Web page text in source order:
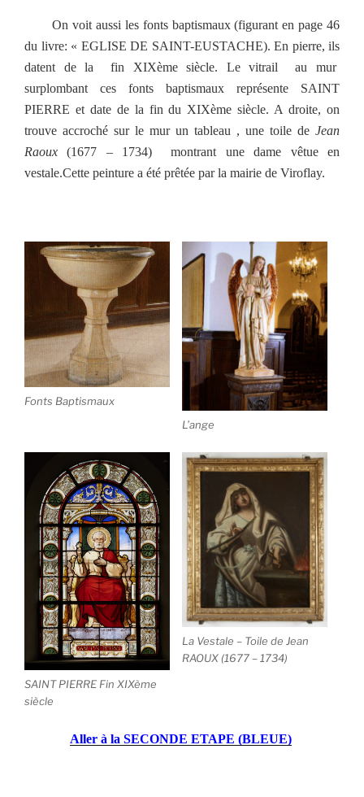
On voit aussi les fonts baptismaux (figurant en page 46
du livre: « EGLISE DE SAINT-EUSTACHE). En pierre, ils
datent de la fin XIXème siècle. Le vitrail
au mur
surplombant ces fonts baptismaux représente SAINT
PIERRE et date de la fin du XIXème siècle. A droite, on
trouve accroché sur le mur un tableau , une toile de Jean
Raoux(1677 – 1734)
montrant une dame vêtue en
vestale.Cette peinture a été prêtée par la mairie de Viroflay.
Fonts Baptismaux
L’ange
SAINT PIERRE Fin XIXème
siècle
La Vestale – Toile de Jean
RAOUX (1677 – 1734)
Allerà la SECONDE ETAPE (BLEUE)